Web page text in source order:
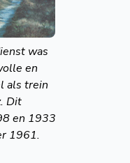
was
en
als trein
Dit
en 1933
1961.